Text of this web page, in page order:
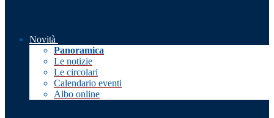
Novità
Panoramica
Le notizie
Le circolari
Calendario eventi
Albo online